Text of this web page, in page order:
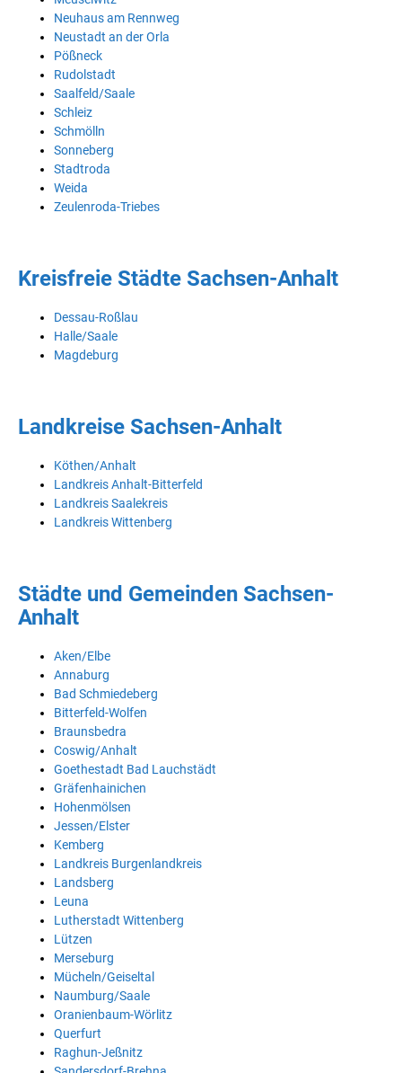
Neuhaus am Rennweg
Neustadt an der Orla
Pößneck
Rudolstadt
Saalfeld/Saale
Schleiz
Schmölln
Sonneberg
Stadtroda
Weida
Zeulenroda-Triebes
Kreisfreie Städte Sachsen-Anhalt
Dessau-Roßlau
Halle/Saale
Magdeburg
Landkreise Sachsen-Anhalt
Köthen/Anhalt
Landkreis Anhalt-Bitterfeld
Landkreis Saalekreis
Landkreis Wittenberg
Städte und Gemeinden Sachsen-
Anhalt
Aken/Elbe
Annaburg
Bad Schmiedeberg
Bitterfeld-Wolfen
Braunsbedra
Coswig/Anhalt
Goethestadt Bad Lauchstädt
Gräfenhainichen
Hohenmölsen
Jessen/Elster
Kemberg
Landkreis Burgenlandkreis
Landsberg
Leuna
Lutherstadt Wittenberg
Lützen
Merseburg
Mücheln/Geiseltal
Naumburg/Saale
Oranienbaum-Wörlitz
Querfurt
Raghun-Jeßnitz